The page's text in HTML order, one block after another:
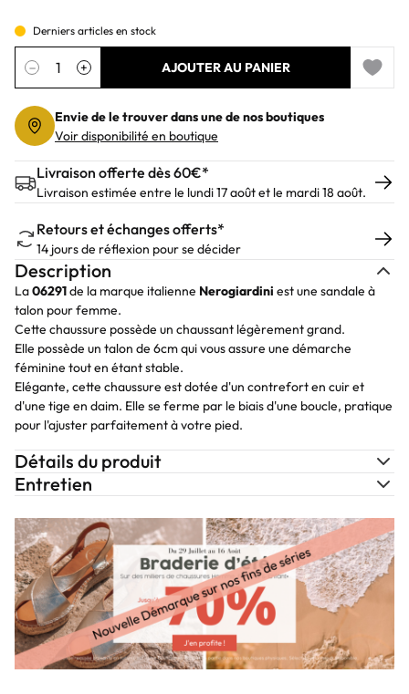
Derniers articles en stock
Quantité
− + AJOUTER AU PANIER
Add to
Envie de le trouver dans une de nos boutiques
Voir disponibilité en boutique
Livraison offerte dès 60€*
Livraison estimée entre le lundi 17 août et le mardi 18 août.
Retours et échanges offerts*
14 jours de réflexion pour se décider
Description
La06291de la marque italienne Nerogiardini est une sandale à
talon pour femme.
Cette chaussure possède un chaussant légèrement grand.
Elle possède un talon de 6cm qui vous assure une démarche
féminine tout en étant stable.
Elégante, cette chaussure est dotée d'un contrefort en cuir et
d'une tige en daim. Elle se ferme par le biais d'une boucle, pratique
pour l'ajuster parfaitement à votre pied.
Détails du produit
Entretien